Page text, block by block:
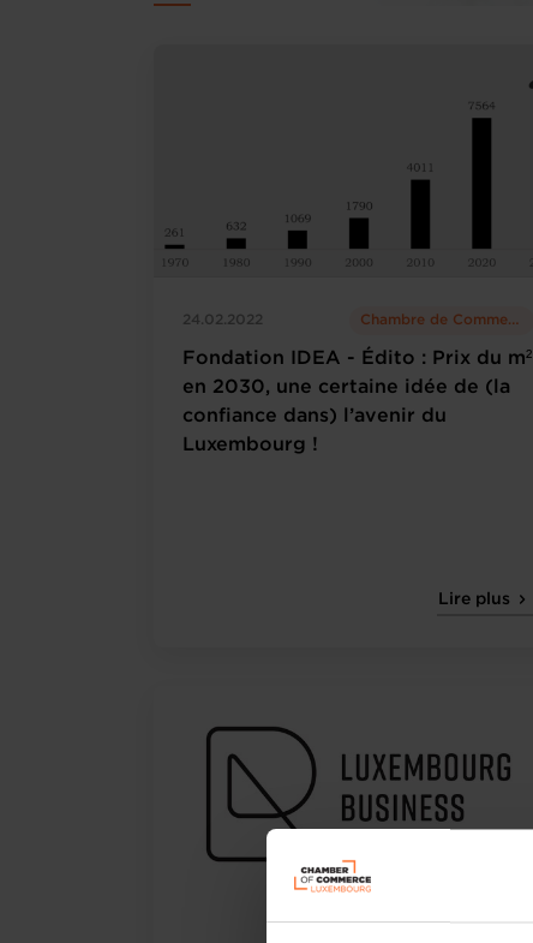
24.02.2022 Chambre de Commerce
Fondation IDEA - Édito : Prix du m²
en 2030, une certaine idée de (la
confiance dans) l’avenir du
Luxembourg !
Lire plus